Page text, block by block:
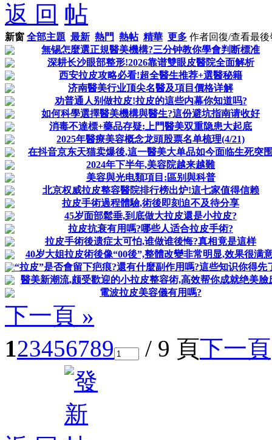
返 回
新窗 全部主題 最新 熱門 熱帖 精華 更多 作者回復/查看最後
無锡怎麼選正規醫美機構?三分钟教你學會判断標准
深耕长沙眼部整形!2026靠谱雙眼皮醫院全面解析
西安拉皮攻略必看!超全醫生推荐+選醫秘籍
济南醫美行业顶尖名醫及項目價格详解
劝普通人别做拉皮!拉皮的這些内幕你知道吗?
如何科學選擇醫美機構與醫生?這份避坑指南请收好
消毒不達標+藥品存疑:上門醫美双重隐患大起底
2025年醫療美容概念龙頭股票名单梳理(4/21)
在抖音京东天猫卖爆後,這一醫美大单品如今面临生死突
2024年下半年,美容院越来越難
美容與光电類項目:區别與科普
北京权威拉皮整容醫院排行榜出炉!這七家值得信赖
拉皮手術過程體驗,術後即刻迫不及待分享
45岁面部鬆垂,到底做大拉皮還是小拉皮?
拉皮抗衰有用嗎?哪些人适合拉皮手術?
拉皮手術後遗症太可怕,谁做谁後悔?真相竟是這样
40岁大姐拉皮術後像“00後”,整體改變非常明显,效果很满
“拉皮”是否會留下疤痕?還有什麼副作用嗎?這些知识你得先
醫美新潮流,颇受歡迎的小拉皮整容術,高效帮你成就绝美臉
電波拉皮美容儀有用嗎?
下一頁 »
123456789 / 9 頁下一頁